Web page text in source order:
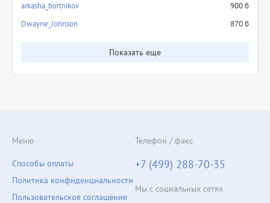
arkasha_bortnikov
900 б
Dwayne_Johnson
870 б
Показать еще
Меню
Способы оплаты
Политика конфиденциальности
Пользовательское соглашение
Телефон / факс
+7 (499) 288-70-35
Мы с социальных сетях